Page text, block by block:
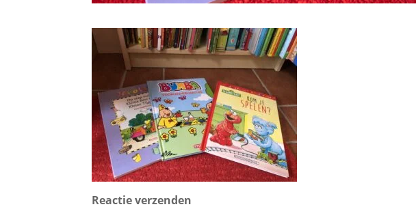
Reactie verzenden